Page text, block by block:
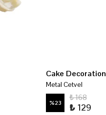
Cake Decoration
Metal Cetvel
%23
₺ 168
₺ 129